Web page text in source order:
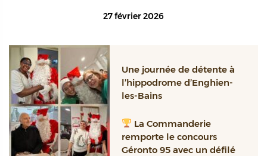
27 février 2026
Une journée de détente à
l’hippodrome d’Enghien-
les-Bains
La Commanderie
remporte le concours
Géronto 95 avec un défilé